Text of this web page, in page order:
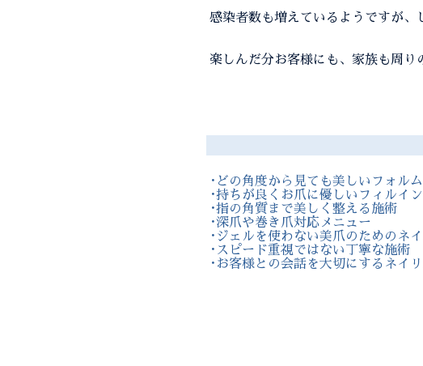
感染者数も増えているようですが、
楽しんだ分お客様にも、家族も周り
･どの角度から見ても美しいフォルム
･持ちが良くお爪に優しいフィルイン
･指の角質まで美しく整える施術
･深爪や巻き爪対応メニュー
･ジェルを使わない美爪のためのネ
･スピード重視ではない丁寧な施術
･お客様との会話を大切にするネイ